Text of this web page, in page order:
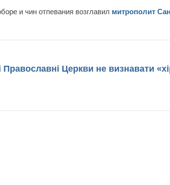
и чин отпевания возглавил митрополит
Церкви не визнавати